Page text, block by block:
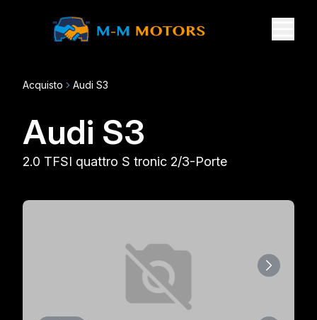
Acquisto Audi S3
Audi S3
2.0 TFSI quattro S tronic 2/3-Porte